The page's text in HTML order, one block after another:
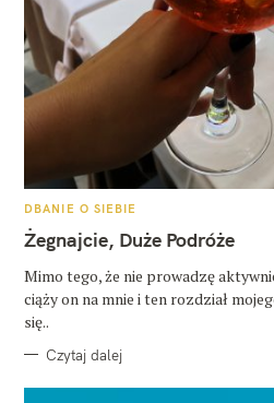
K
T
E
O
R
I
DBANIE O SIEBIE
Żegnajcie, Duże Podróże
Mimo tego, że nie prowadzę
ciąży on na mnie i ten rozdział
się..
Czytaj dalej